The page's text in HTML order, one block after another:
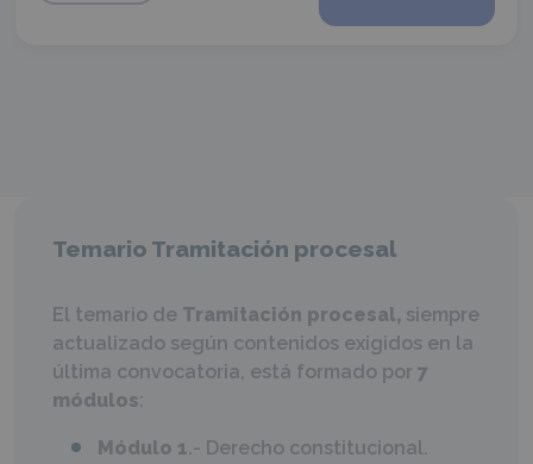
Temario Tramitación procesal
El temario de Tramitación procesal, siempre
actualizado según contenidos exigidos en la
última convocatoria, está formado por 7
módulos:
Módulo 1.- Derecho constitucional.